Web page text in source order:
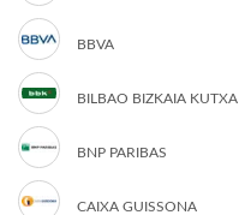
BBVA
BILBAO BIZKAIA KUTXA
BNP PARIBAS
CAIXA GUISSONA